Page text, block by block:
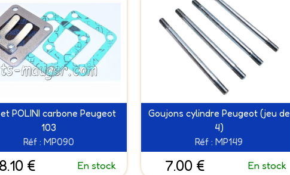
POLINI carbone Peugeot
103
Réf : MP090
€ En stock
Goujons cylindre Peugeot (jeu de
4)
Réf : MP149
7.00 € En stock